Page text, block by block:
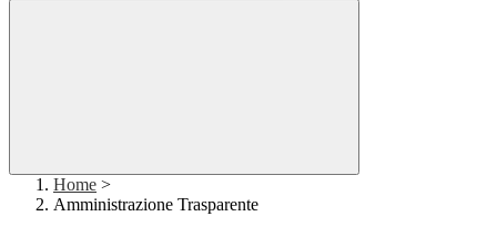
Home >
Amministrazione Trasparente